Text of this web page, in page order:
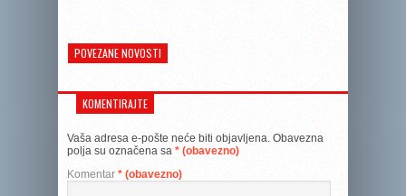
POVEZANE NOVOSTI
KOMENTIRAJTE
Vaša adresa e-pošte neće biti objavljena. Obavezna
polja su označena sa * (obavezno)
Komentar * (obavezno)